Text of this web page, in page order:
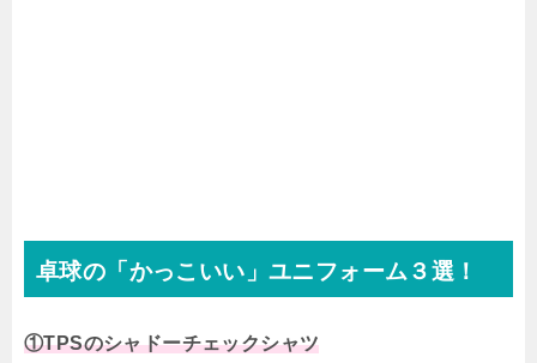
卓球の「かっこいい」ユニフォーム３選！
①TPSのシャドーチェックシャツ